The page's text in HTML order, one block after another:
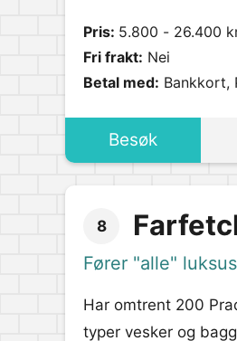
Pris: 5.800 - 26.400
Fri frakt: Nei
Betal med: Bankkort,
Besøk
8
Fører "alle"
Har omtrent 200
typer vesker og